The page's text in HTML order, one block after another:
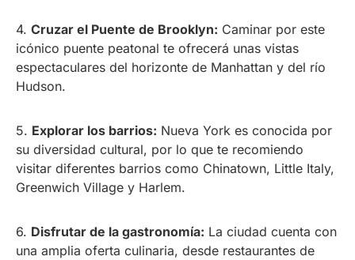
4. Cruzar el Puente de Brooklyn: Caminar por este
icónico puente peatonal te ofrecerá unas vistas
espectaculares del horizonte de Manhattan y del río
Hudson.
5. Explorar los barrios: Nueva York es conocida por
su diversidad cultural, por lo que te recomiendo
visitar diferentes barrios como Chinatown, Little Italy,
Greenwich Village y Harlem.
6. Disfrutar de la gastronomía: La ciudad cuenta con
una amplia oferta culinaria, desde restaurantes de